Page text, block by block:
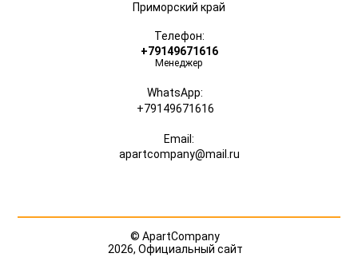
Приморский край
Телефон:
+79149671616
Менеджер
WhatsApp:
+79149671616
Email:
apartcompany@mail.ru
© ApartCompany
2026, Официальный сайт